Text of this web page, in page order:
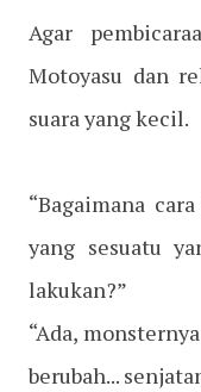
Agar
Motoyasu dan
suara yang kecil.
“Bagaimana
yang sesuatu
lakukan?”
“Ada,
berubah...